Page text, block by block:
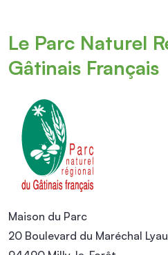
Le Parc Naturel
Gâtinais Français
Maison du Parc
20 Boulevard du Maréchal